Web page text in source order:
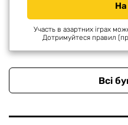
На
Участь в азартних іграх
Дотримуйтеся правил
Всі